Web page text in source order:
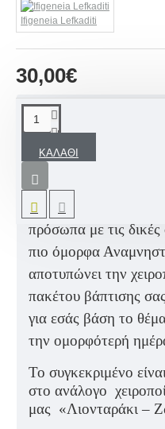
30,00€
Ifigeneia Lefkaditi
ΚΑΛΆΘΙ
ΠΕΡΙΓΡΑΦΉ
Ένα εντυπωσιακό
βάπτισης σας στο
στον νονό αλλά και
πρόσωπα με τις
πιο όμορφα
αποτυπώνει την
πακέτου βάπτισης
για εσάς βάση το
την ομορφότερή
Το συγκεκριμένο
στο ανάλογο
μας «Λιονταράκι –